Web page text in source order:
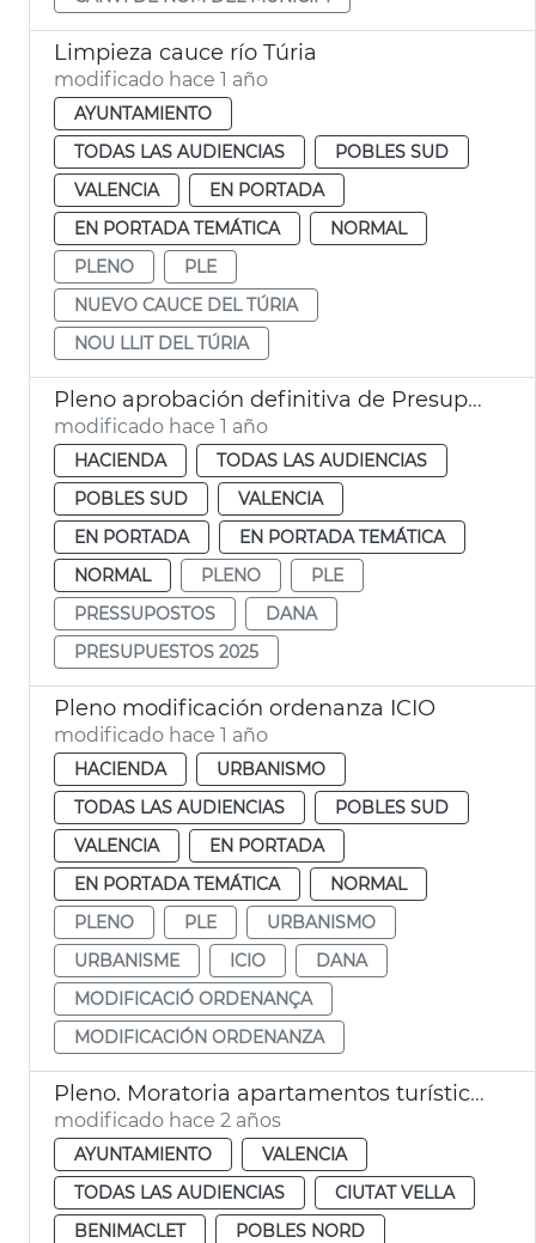
Limpieza cauce río Túria
modificado hace 1 año
AYUNTAMIENTO
TODAS LAS AUDIENCIAS
POBLES SUD
VALENCIA
EN PORTADA
EN PORTADA TEMÁTICA
NORMAL
PLENO
PLE
NUEVO CAUCE DEL TÚRIA
NOU LLIT DEL TÚRIA
Pleno aprobación definitiva de Presupuestos 2025
modificado hace 1 año
HACIENDA
TODAS LAS AUDIENCIAS
POBLES SUD
VALENCIA
EN PORTADA
EN PORTADA TEMÁTICA
NORMAL
PLENO
PLE
PRESSUPOSTOS
DANA
PRESUPUESTOS 2025
Pleno modificación ordenanza ICIO
modificado hace 1 año
HACIENDA
URBANISMO
TODAS LAS AUDIENCIAS
POBLES SUD
VALENCIA
EN PORTADA
EN PORTADA TEMÁTICA
NORMAL
PLENO
PLE
URBANISMO
URBANISME
ICIO
DANA
MODIFICACIÓ ORDENANÇA
MODIFICACIÓN ORDENANZA
Pleno. Moratoria apartamentos turísticos
modificado hace 2 años
AYUNTAMIENTO
VALENCIA
TODAS LAS AUDIENCIAS
CIUTAT VELLA
BENIMACLET
POBLES NORD